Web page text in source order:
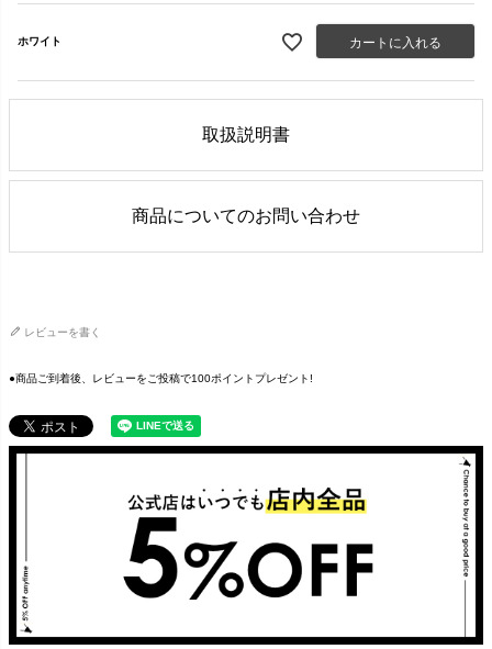
ホワイト カートに入れる
取扱説明書
商品についてのお問い合わせ
レビューを書く
●商品ご到着後、レビューをご投稿で100ポイントプレゼント!